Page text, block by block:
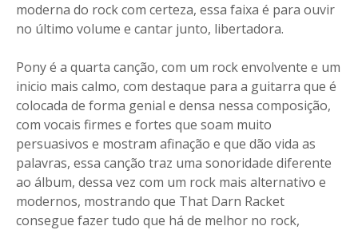
moderna do rock com certeza, essa faixa é para ouvir
no último volume e cantar junto, libertadora.
Pony é a quarta canção, com um rock envolvente e um
inicio mais calmo, com destaque para a guitarra que é
colocada de forma genial e densa nessa composição,
com vocais firmes e fortes que soam muito
persuasivos e mostram afinação e que dão vida as
palavras, essa canção traz uma sonoridade diferente
ao álbum, dessa vez com um rock mais alternativo e
modernos, mostrando que That Darn Racket
consegue fazer tudo que há de melhor no rock,